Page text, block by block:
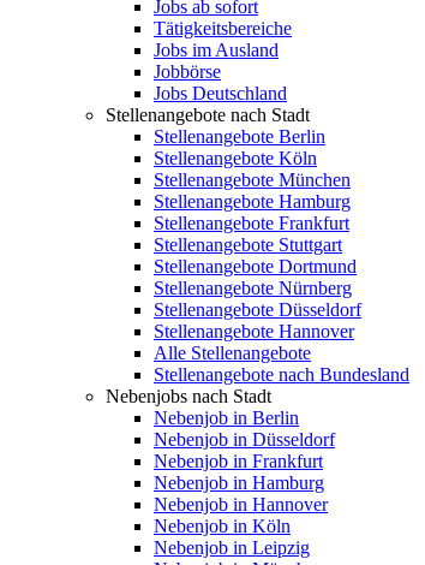
Jobs ab sofort
Tätigkeitsbereiche
Jobs im Ausland
Jobbörse
Jobs Deutschland
Stellenangebote nach Stadt
Stellenangebote Berlin
Stellenangebote Köln
Stellenangebote München
Stellenangebote Hamburg
Stellenangebote Frankfurt
Stellenangebote Stuttgart
Stellenangebote Dortmund
Stellenangebote Nürnberg
Stellenangebote Düsseldorf
Stellenangebote Hannover
Alle Stellenangebote
Stellenangebote nach Bundesland
Nebenjobs nach Stadt
Nebenjob in Berlin
Nebenjob in Düsseldorf
Nebenjob in Frankfurt
Nebenjob in Hamburg
Nebenjob in Hannover
Nebenjob in Köln
Nebenjob in Leipzig